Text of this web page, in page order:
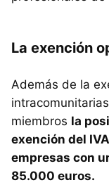
La exención
Además de la
miembros la
exención del
empresas con
85.000 euros.